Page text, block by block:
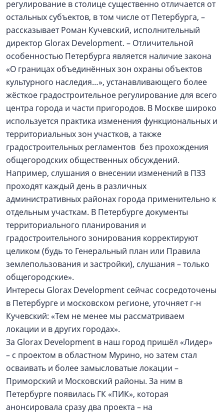
регулирование в столице существенно отличается от
остальных субъектов, в том числе от Петербурга, –
рассказывает Роман Кучевский, исполнительный
директор Glorax Development. – Отличительной
особенностью Петербурга является наличие закона
«О границах объединённых зон охраны объектов
культурного наследия…», устанавливающего более
жёсткое градостроительное регулирование для всего
центра города и части пригородов. В Москве широко
используется практика изменения функциональных и
территориальных зон участков, а также
градостроительных регламентов без прохождения
общегородских общественных обсуждений.
Например, слушания о внесении изменений в ПЗЗ
проходят каждый день в различных
административных районах города применительно к
отдельным участкам. В Петербурге документы
территориального планирования и
градостроительного зонирования корректируют
целиком (будь то Генеральный план или Правила
землепользования и застройки), слушания – только
общегородские».
Интересы Glorax Development сейчас сосредоточены
в Петербурге и московском регионе, уточняет г-н
Кучевский: «Тем не менее мы рассматриваем
локации и в других городах».
За Glorax Development в наш город пришёл «Лидер»
– с проектом в областном Мурино, но затем стал
осваивать и более замысловатые локации –
Приморский и Московский районы. За ним в
Петербурге появилась ГК «ПИК», которая
анонсировала сразу два проекта – на